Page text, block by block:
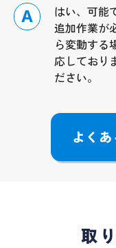
A
はい、可能
追加作業が
ら変動する
応しており
ださい。
よく
取